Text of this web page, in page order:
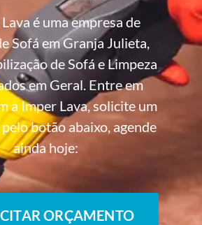
é uma empresa de
Sofá em Granja Julieta,
de Sofá e Limpeza
em Geral. Entre em
a Imper Lava, solicite um
botão abaixo, agende
ainda hoje:
ORÇAMENTO